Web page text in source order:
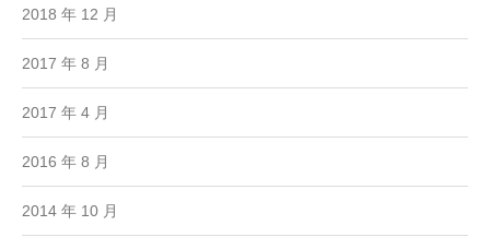
2018 年 12 月
2017 年 8 月
2017 年 4 月
2016 年 8 月
2014 年 10 月